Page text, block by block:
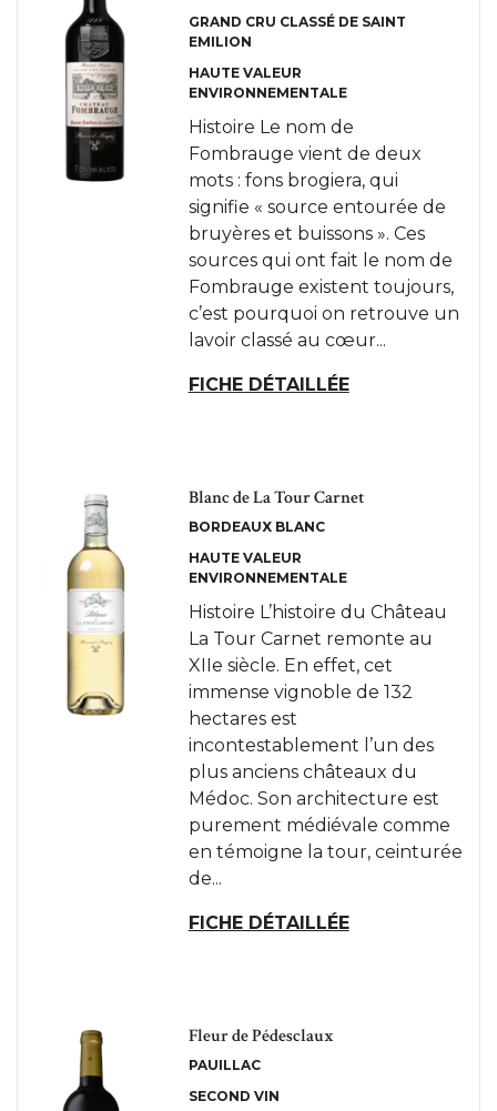
GRAND CRU CLASSÉ DE SAINT
EMILION
HAUTE VALEUR
ENVIRONNEMENTALE
Histoire Le nom de
Fombrauge vient de deux
mots : fons brogiera, qui
signifie « source entourée de
bruyères et buissons ». Ces
sources qui ont fait le nom de
Fombrauge existent toujours,
c’est pourquoi on retrouve un
lavoir classé au cœur...
FICHE DÉTAILLÉE
Blanc de La Tour Carnet
BORDEAUX BLANC
HAUTE VALEUR
ENVIRONNEMENTALE
Histoire L’histoire du Château
La Tour Carnet remonte au
XIIe siècle. En effet, cet
immense vignoble de 132
hectares est
incontestablement l’un des
plus anciens châteaux du
Médoc. Son architecture est
purement médiévale comme
en témoigne la tour, ceinturée
de...
FICHE DÉTAILLÉE
Fleur de Pédesclaux
PAUILLAC
SECOND VIN